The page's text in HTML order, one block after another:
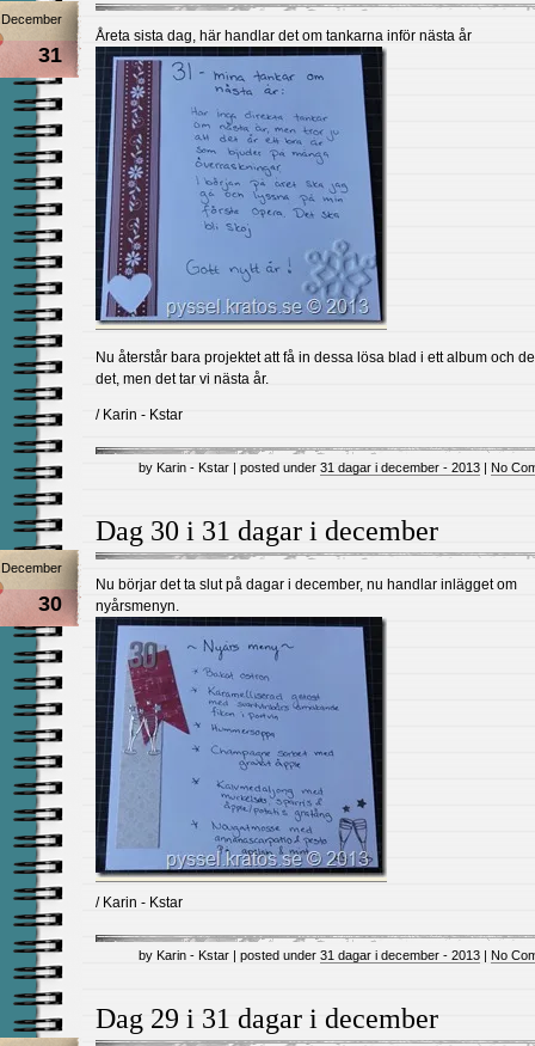
December
31
Åreta sista dag, här handlar det om tankarna inför nästa år
Nu återstår bara projektet att få in dessa lösa blad i ett album och
det, men det tar vi nästa år.
/ Karin - Kstar
by Karin - Kstar | posted under 31 dagar i december - 2013 | No
Dag 30 i 31 dagar i december
December
30
Nu börjar det ta slut på dagar i december, nu handlar inlägget om
nyårsmenyn.
/ Karin - Kstar
by Karin - Kstar | posted under 31 dagar i december - 2013 | No
Dag 29 i 31 dagar i december